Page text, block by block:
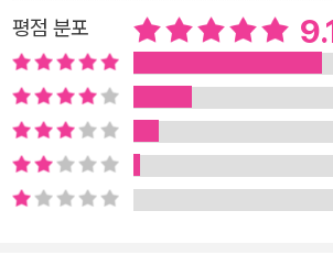
논리로, 더 ‘남자다운’ 이가 다른 이의 머리
질서였다. ‘남자다움’을 증명하기 위해서는
벌어야 하고, 성(性)적 행위를 더 욕망하고
적으로도 지적으로도 상대방을 뛰어넘어야
호탕해야 하며, 삶에서 일보다 더 중요한 것
의 방식은 ‘남성적’이지 못한 것으로 치부
상이 되고, 특히 ‘자기 감정을 솔직하게 고
평점 분포